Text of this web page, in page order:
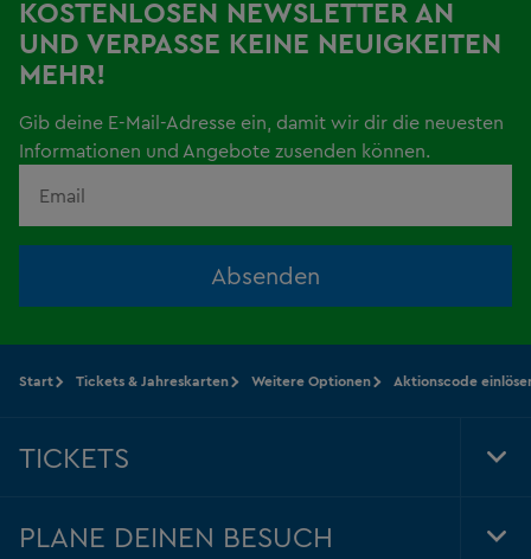
KOSTENLOSEN NEWSLETTER AN
UND VERPASSE KEINE NEUIGKEITEN
MEHR!
Gib deine E-Mail-Adresse ein, damit wir dir die neuesten
Informationen und Angebote zusenden können.
Absenden
Start Tickets & Jahreskarten Weitere Optionen Aktionscode
TICKETS
PLANE DEINEN BESUCH